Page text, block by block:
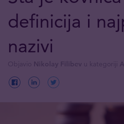
definicija i
nazivi